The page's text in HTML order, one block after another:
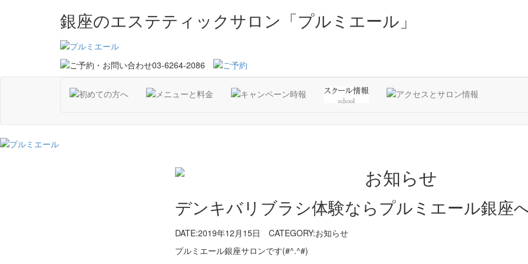
銀座のエステティックサロン「プルミエール」
デンキバリブラシ体験ならプルミエール銀座
DATE:2019年12月15日
CATEGORY:お知らせ
プルミエール銀座サロンです(#^.^#)